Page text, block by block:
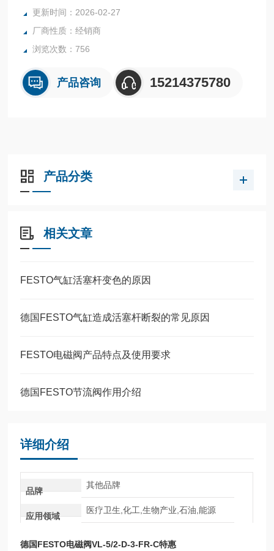
全系列产品大量现货请咨询上海茂硕机械设备有限公司
更新时间：2026-02-27
厂商性质：经销商
浏览次数：756
产品咨询 15214375780
产品分类
相关文章
FESTO气缸活塞杆变色的原因
德国FESTO气缸造成活塞杆断裂的常见原因
FESTO电磁阀产品特点及使用要求
德国FESTO节流阀作用介绍
详细介绍
品牌
其他品牌
应用领域
医疗卫生,化工,生物产业,石油,能源
德国FESTO电磁阀VL-5/2-D-3-FR-C特惠